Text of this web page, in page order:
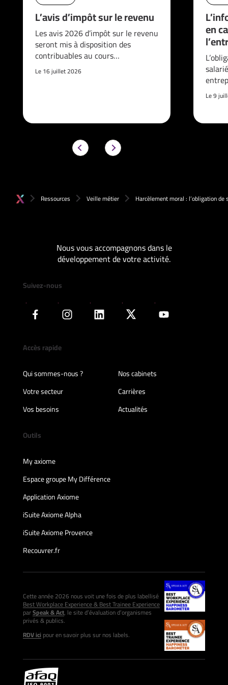
L’avis d’impôt sur le revenu
Les avis 2026 d’impôt sur le revenu
seront mis à disposition des
contribuables au cours…
Le 16 juillet 2026
en
Le 9
Ressources Veille métier Harcèlement moral : l’obligation de
Nous vous accompagnons dans le
développement de votre activité.
Suivez-nous
Accès rapide
Qui sommes-nous ?
Nos cabinets
Votre secteur
Carrières
Vos besoins
Actualités
Outils
My axiome
Espace groupe My Différence
Application Axiome
iSuite Axiome Alpha
iSuite Axiome Provence
Recouvrer.fr
Cette année 2026 nous voit une fois de plus labellisé
Best Workplace Experience & Best Trainee Experience
parSpeak & Act, le site d’évaluation d’organismes
privés & publics.
RDV icipour en savoir plus sur nos labels.